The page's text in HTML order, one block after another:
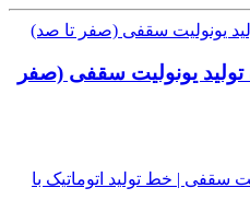
تولید یونولیت سقفی (صفر